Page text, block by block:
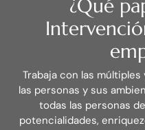
¿Qué
Trabaja con las
las personas y sus
todas las personas
potencialidades,